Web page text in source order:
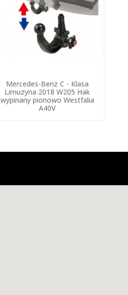
Mercedes-Benz C - Klasa
Limuzyna 2018 W205 Hak
wypinany pionowo Westfalia
A40V